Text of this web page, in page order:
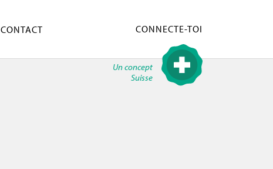
CONTACT CONNECTE-TOI
Un concept
Suisse